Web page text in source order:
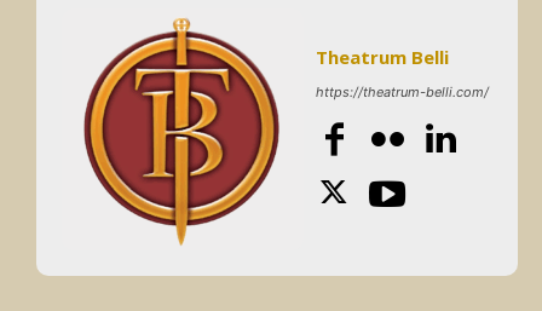
Theatrum Belli
https://theatrum-belli.com/